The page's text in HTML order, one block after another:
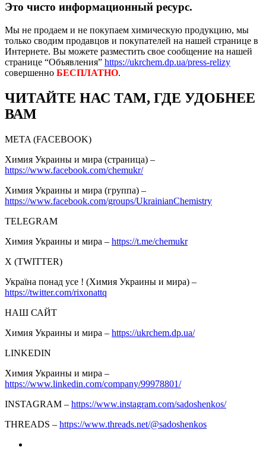
Это чисто информационный ресурс.
Мы не продаем и не покупаем химическую продукцию, мы
только сводим продавцов и покупателей на нашей странице в
Интернете. Вы можете разместить свое сообщение на нашей
странице “Объявления” https://ukrchem.dp.ua/press-relizy
совершенно БЕСПЛАТНО.
ЧИТАЙТЕ НАС ТАМ, ГДЕ УДОБНЕЕ
ВАМ
META (FACEBOOK)
Химия Украины и мира (страница) –
https://www.facebook.com/chemukr/
Химия Украины и мира (группа) –
https://www.facebook.com/groups/UkrainianChemistry
TELEGRAM
Химия Украины и мира – https://t.me/chemukr
Х (TWITTER)
Україна понад усе ! (Химия Украины и мира) –
https://twitter.com/rixonattq
НАШ САЙТ
Химия Украины и мира – https://ukrchem.dp.ua/
LINKEDIN
Химия Украины и мира –
https://www.linkedin.com/company/99978801/
INSTAGRAM – https://www.instagram.com/sadoshenkos/
THREADS – https://www.threads.net/@sadoshenkos